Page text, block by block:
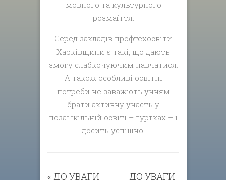
мовного та культурного
розмаїття.
Серед закладів профтехосвіти
Харківщини є такі, що дають
змогу слабкочуючим навчатися.
А також особливі освітні
потреби не заважють учням
брати активну участь у
позашкільній освіті – гуртках – і
досить успішно!
« ДО УВАГИ ДО УВАГИ